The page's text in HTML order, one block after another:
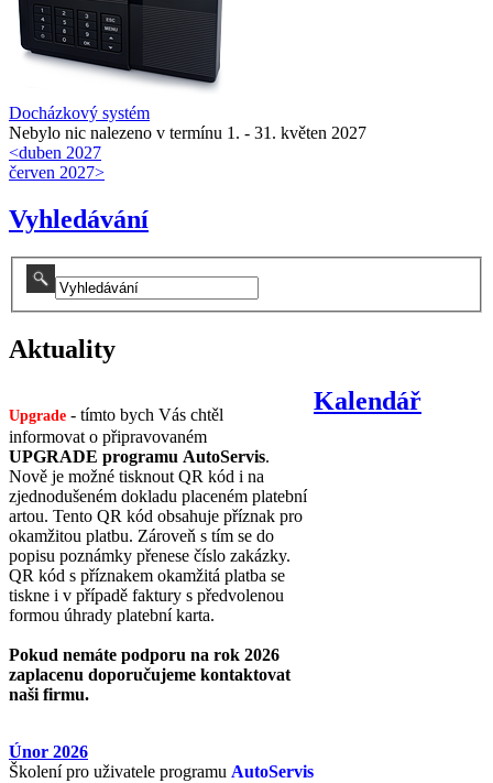
Docházkový systém
Nebylo nic nalezeno v termínu 1. - 31. květen 2027
<duben 2027
červen 2027>
Vyhledávání
Aktuality
Upgrade - tímto bych Vás chtěl
informovat o připravovaném
UPGRADE programu AutoServis.
Nově je možné tisknout QR kód i na
zjednodušeném dokladu placeném platební
artou. Tento QR kód obsahuje příznak pro
okamžitou platbu. Zároveň s tím se do
popisu poznámky přenese číslo zakázky.
QR kód s příznakem okamžitá platba se
tiskne i v případě faktury s předvolenou
formou úhrady platební karta.
Pokud nemáte podporu na rok 2026
zaplacenu doporučujeme kontaktovat
naši firmu.
Únor 2026
Školení pro uživatele programu AutoServis
Kalendář